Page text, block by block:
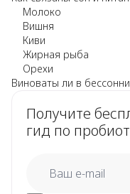
Молоко
Вишня
Киви
Жирная рыба
Орехи
Виноваты ли в
Получите
гид по